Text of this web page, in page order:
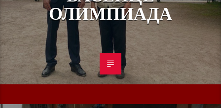
ОЛИМПИАДА